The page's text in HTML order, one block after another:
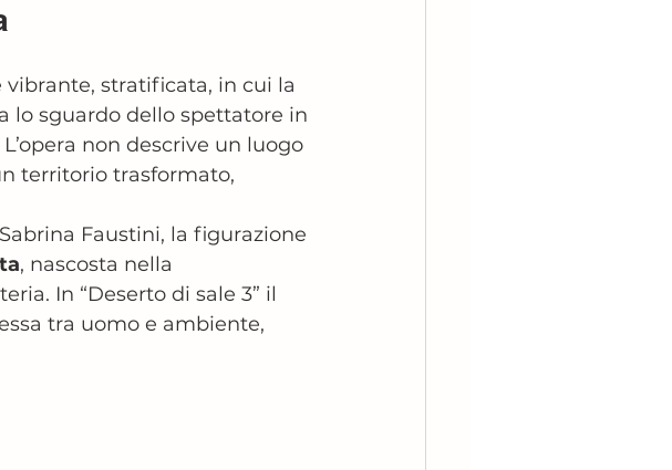
vibrante, stratificata, in cui la
lo sguardo dello spettatore in
non descrive un luogo
territorio trasformato,
Faustini, la figurazione
, nascosta nella
In “Deserto di sale 3” il
tra uomo e ambiente,